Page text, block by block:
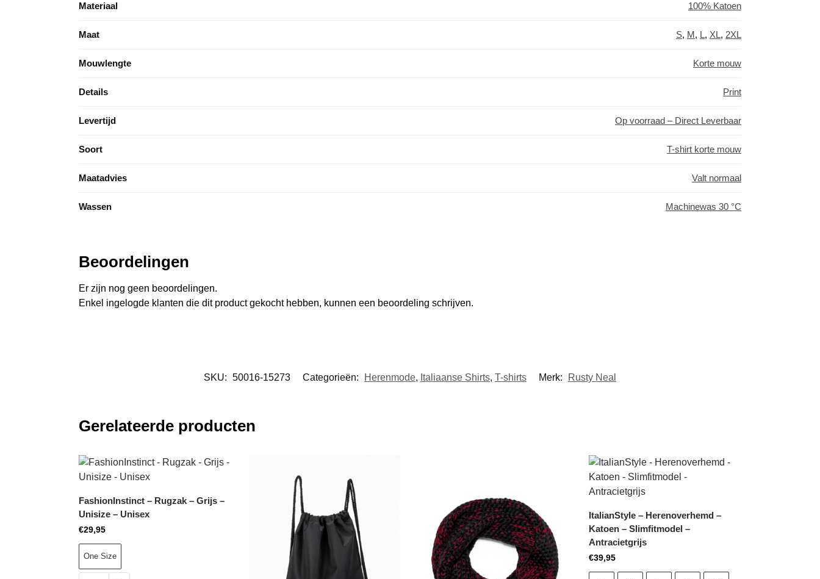
Materiaal 100% Katoen
Maat S, M, L, XL, 2XL
Mouwlengte Korte mouw
Details Print
Levertijd Op voorraad – Direct Leverbaar
Soort T-shirt korte mouw
Maatadvies Valt normaal
Wassen Machinewas 30 °C
Beoordelingen
Er zijn nog geen beoordelingen.
Enkel ingelogde klanten die dit product gekocht hebben, kunnen een beoordeling schrijven.
SKU: 50016-15273 Categorieën: Herenmode, Italiaanse Shirts, T-shirts Merk: Rusty Neal
Gerelateerde producten
FashionInstinct – Rugzak – Grijs –
Unisize – Unisex
€29,95
One Size
ItalianStyle – Herenoverhemd –
Katoen – Slimfitmodel –
Antracietgrijs
€39,95